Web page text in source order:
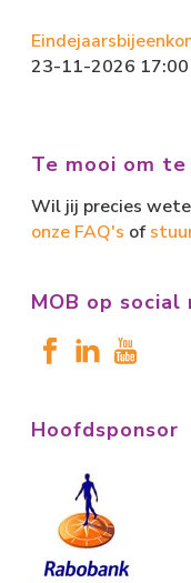
23-11-2026
Te mooi om
Wil jij precies
onze FAQ's of
MOB op social
Hoofdsponsor